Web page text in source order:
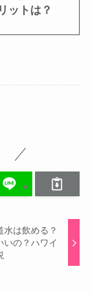
ットは？
水は飲める？
いの？ハワイ